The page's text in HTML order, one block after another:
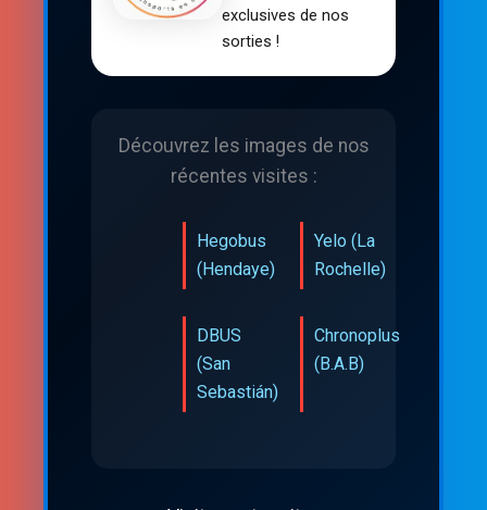
exclusives de nos
sorties !
Découvrez les images de nos
récentes visites :
Hegobus
(Hendaye)
Yelo (La
Rochelle)
DBUS
(San
Sebastián)
Chronoplus
(B.A.B)